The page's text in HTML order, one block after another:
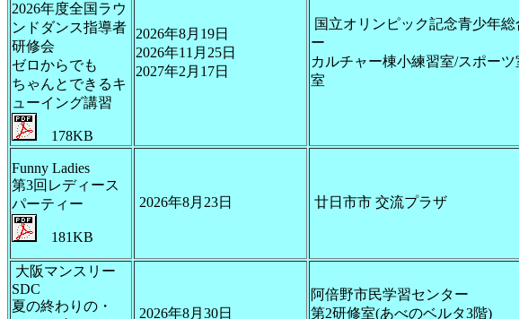
2026年度全国ラウ
ンドダンス指導者
研修会
ゼロからでも
ちゃんとできるキ
ューイング講習
178KB
2026年8月19日
2026年11月25日
2027年2月17日
国立オリンピック記念青少年総
ー
カルチャー棟小練習室/スポー
室
Funny Ladies
第3回レディース
パーティー
181KB
2026年8月23日 廿日市市 交流プラザ
大阪マンスリー
SDC
夏の終わりの・
2026年8月30日
阿倍野市民学習センター
第2研修室(あべのベルタ3階)